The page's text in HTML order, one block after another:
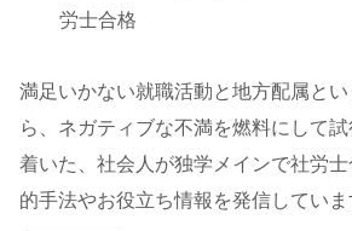
労士合格
満足いかない就職活動と地方配属と
ら、ネガティブな不満を燃料にして
着いた、社会人が独学メインで社労
的手法やお役立ち情報を発信していま